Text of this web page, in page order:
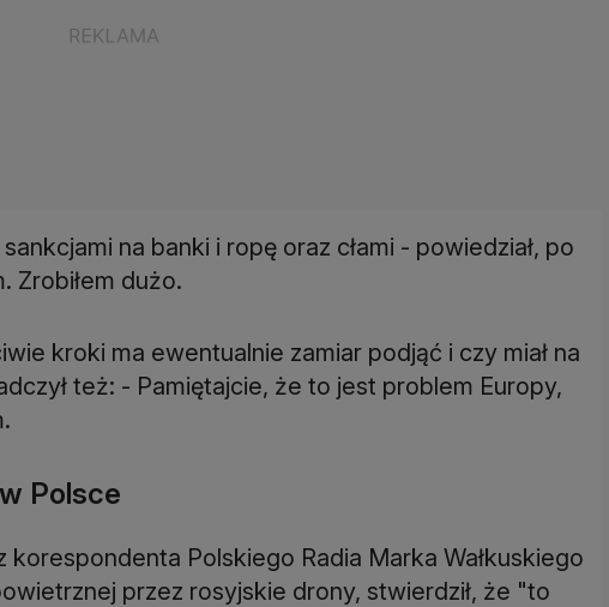
sankcjami na banki i ropę oraz cłami - powiedział, po
Zrobiłem dużo.
kroki ma ewentualnie zamiar podjąć i czy miał na
też: - Pamiętajcie, że to jest problem Europy,
Polsce
Polskiego Radia Marka Wałkuskiego
przez rosyjskie drony, stwierdził, że "to